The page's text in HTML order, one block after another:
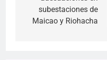
entradas
subestaciones de
Maicao y Riohacha